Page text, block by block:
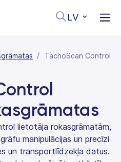
LV
TachoScan Control
lietotāja rokasgrāmatām,
manipulācijas un precīzi
un transportlīdzekļa datus.